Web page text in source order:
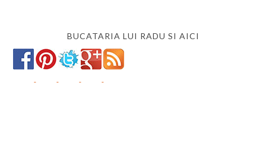
BUCATARIA LUI RADU SI AICI